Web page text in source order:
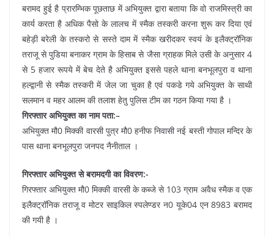
बरामद हुई है प्रारम्भिक पूछताछ में अभियुक्त द्वारा बताया कि वो राजमिस्त्री का
कार्य करता है अधिक पैसो के लालच में स्मैक तस्करी करना शुरू कर दिया एवं
बहेड़ी बरेली के तस्करो से सस्ते दाम में स्मैक खरीदकर स्वयं के इलैक्ट्रॉनिक
तराजू से पुडिया बनाकर ग्राम के हिसाब से जैसा ग्राहक मिले उसी के अनुसार 4
से 5 हजार रूपये में बेच देते है अभियुक्त इससे पहले थाना बनभूलपुरा व थाना
हल्द्वानी से स्मैक तस्करी में जेल जा चुका है एवं पकडे गये अभियुक्त के साथी
सलमान व महर आलम की तलाश हेतु पुलिस टीम का गठन किया गया है ।
गिरफ्तार अभियुक्त का नाम पता:–
अभियुक्त मौ0 मिक्की वारसी पुत्र मौ0 हनीफ निवासी नई बस्ती गोपाल मन्दिर के
पास थाना बनभूलपुरा जनपद नैनीताल ।
गिरफ्तार अभियुक्त से बरामदगी का विवरण:-
गिरफ्तार अभियुक्त मौ0 मिक्की वारसी के कब्जे से 103 ग्राम अवैध स्मैक व एक
इलैक्ट्रॉनिक तराजू व मोटर साइकिल स्पलेण्डर न0 यूके04 एन 8983 बरामद
की गयी है ।